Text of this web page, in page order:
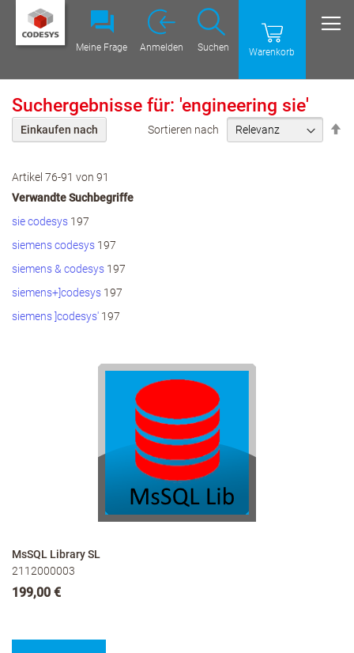
Warenkorb
Suchen
Meine Frage Anmelden
Suchergebnisse für: 'engineering sie'
Artikel 76-91 von 91
Sortieren nach
Verwandte Suchbegriffe
sie codesys 197
siemens codesys 197
siemens & codesys 197
siemens+]codesys 197
siemens ]codesys' 197
MsSQL Library SL
2112000003
199,00 €
Einkaufen nach